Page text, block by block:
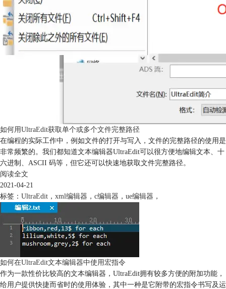
如何用UltraEdit获取单个或多个文件完整路径
在编程的实际工作中，例如文件的打开与写入，文件的完整路径的使用是
非常频繁的。我们都知道文本编辑器UltraEdit可以很方便地编辑文本、十
六进制、ASCII 码等，但它还可以快速地获取文件完整路径。
阅读全文
2021-04-21
标签： UltraEdit ， xml编辑器 ， c编辑器 ， ue编辑器 ，
如何在UltraEdit文本编辑器中使用宏指令
作为一款性价比较高的文本编辑器，UltraEdit拥有较多方便的附加功能，
给用户提供快捷而省时的使用体验，其中一种是它附带的宏指令书写及运